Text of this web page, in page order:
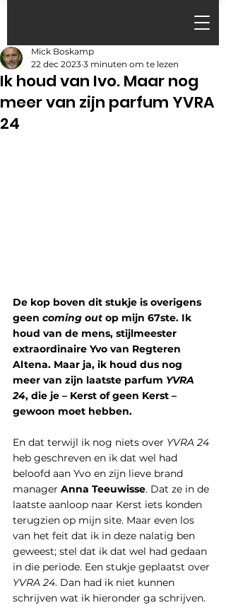
Ik houd van Ivo. Maar nog
meer van zijn parfum YVRA
24
Mick Boskamp
22 dec 2023 3 minuten om te lezen
De kop boven dit stukje is overigens
geen coming out op mijn 67ste. Ik
houd van de mens, stijlmeester
extraordinaire Yvo van Regteren
Altena. Maar ja, ik houd dus nog
meer van zijn laatste parfum YVRA
24, die je – Kerst of geen Kerst –
gewoon moet hebben.
En dat terwijl ik nog niets over YVRA 24
heb geschreven en ik dat wel had
beloofd aan Yvo en zijn lieve brand
manager Anna Teeuwisse. Dat ze in de
laatste aanloop naar Kerst iets konden
terugzien op mijn site. Maar even los
van het feit dat ik in deze nalatig ben
geweest; stel dat ik dat wel had gedaan
in die periode. Een stukje geplaatst over
YVRA 24. Dan had ik niet kunnen
schrijven wat ik hieronder ga schrijven.